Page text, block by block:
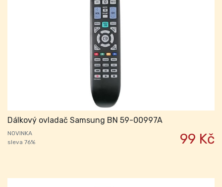
Dálkový ovladač Samsung BN 59-00997A
NOVINKA
sleva 76%
99 Kč